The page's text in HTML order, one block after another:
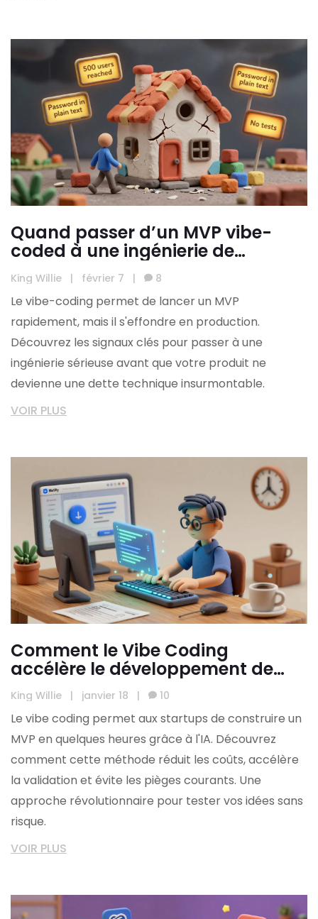
Quand passer d’un MVP vibe-
coded à une ingénierie de
production
King Willie | février 7 | 8
Le vibe-coding permet de lancer un MVP
rapidement, mais il s'effondre en production.
Découvrez les signaux clés pour passer à une
ingénierie sérieuse avant que votre produit ne
devienne une dette technique insurmontable.
VOIR PLUS
Comment le Vibe Coding
accélère le développement de
MVP pour les startups
King Willie | janvier 18 | 10
Le vibe coding permet aux startups de construire un
MVP en quelques heures grâce à l'IA. Découvrez
comment cette méthode réduit les coûts, accélère
la validation et évite les pièges courants. Une
approche révolutionnaire pour tester vos idées sans
risque.
VOIR PLUS